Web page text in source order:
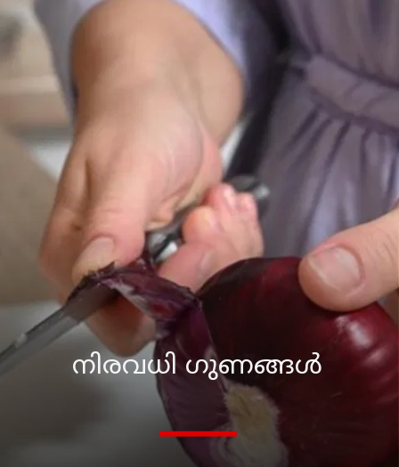
നിരവധി ഗുണങ്ങള്‍